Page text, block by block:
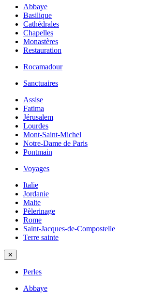
Abbaye
Basilique
Cathédrales
Chapelles
Monastères
Restauration
Rocamadour
Sanctuaires
Assise
Fatima
Jérusalem
Lourdes
Mont-Saint-Michel
Notre-Dame de Paris
Pontmain
Voyages
Italie
Jordanie
Malte
Pèlerinage
Rome
Saint-Jacques-de-Compostelle
Terre sainte
✕
Perles
Abbaye